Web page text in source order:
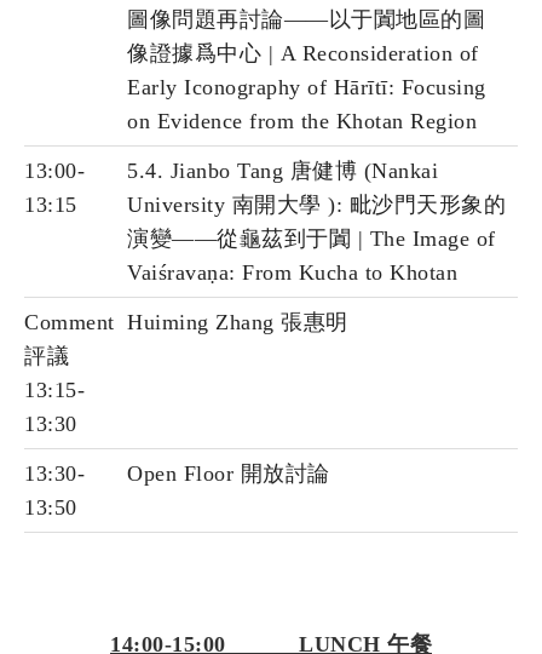
圖像問題再討論——以于闐地區的圖
像證據爲中心 | A Reconsideration of
Early Iconography of Hārītī: Focusing
on Evidence from the Khotan Region
13:00-
13:15
5.4. Jianbo Tang 唐健博 (Nankai
University 南開大學 ): 毗沙門天形象的
演變——從龜茲到于闐 | The Image of
Vaiśravaṇa: From Kucha to Khotan
Comment
評議
13:15-
13:30
Huiming Zhang 張惠明
13:30-
13:50
Open Floor 開放討論
14:00-15:00 LUNCH 午餐